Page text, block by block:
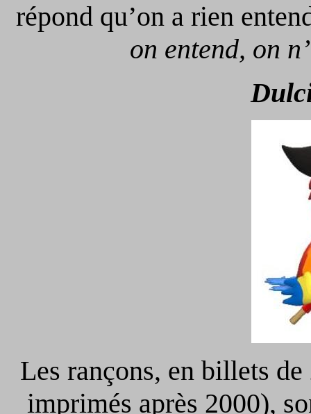
répond qu’on a rien
on entend, on
Les rançons, en billets
imprimés après 2000),